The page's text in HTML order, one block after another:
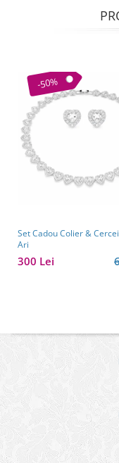
-50%
Set Cadou Colier &
Ari
300 Lei